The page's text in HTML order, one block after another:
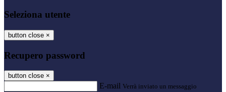
Seleziona utente
button close ×
Recupero password
button close ×
E-mail Verrà inviato un messaggio